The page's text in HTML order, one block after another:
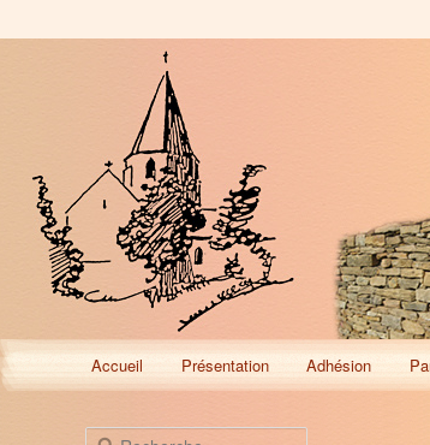
Menu
principal
Aller
au
Aller
au
Accueil Présentation Adhésion